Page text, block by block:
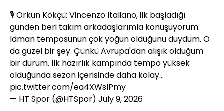
🎙️ Orkun Kökçü: Vincenzo Italiano, ilk başladığı
günden beri takım arkadaşlarımla konuşuyorum.
İdman temposunun çok yoğun olduğunu duydum. O
da güzel bir şey. Çünkü Avrupa'dan alışık olduğum
bir durum. İlk hazırlık kampında tempo yüksek
olduğunda sezon içerisinde daha kolay…
pic.twitter.com/ea4XWslPmy
— HT Spor (@HTSpor) July 9, 2026